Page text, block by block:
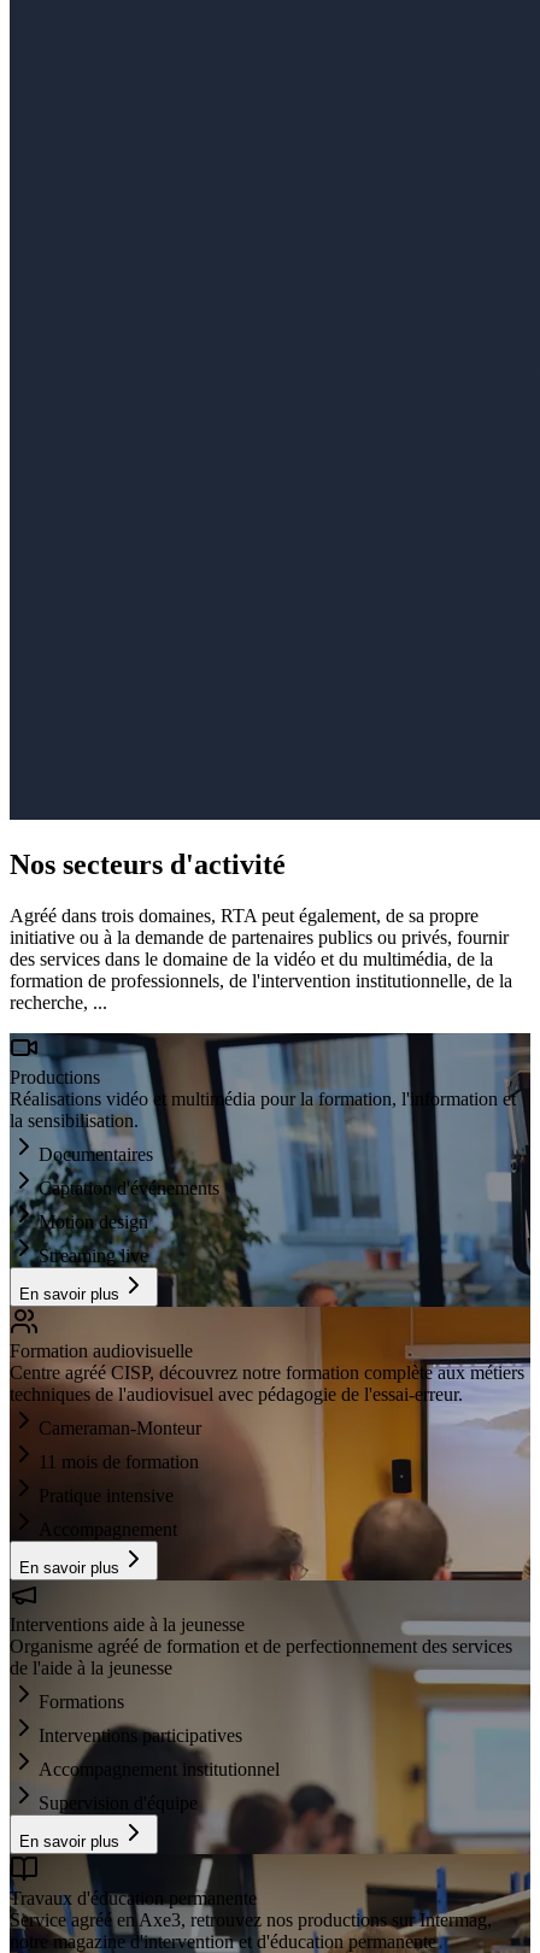
Nos secteurs d'activité
Agréé dans trois domaines, RTA peut également, de sa propre
initiative ou à la demande de partenaires publics ou privés, fournir
des services dans le domaine de la vidéo et du multimédia, de la
formation de professionnels, de l'intervention institutionnelle, de la
recherche, ...
Productions
Réalisations vidéo et multimédia pour la formation, l'information et
la sensibilisation.
Documentaires
Captation d'événements
Motion design
Streaming live
En savoir plus
Formation audiovisuelle
Centre agréé CISP, découvrez notre formation complète aux métiers
techniques de l'audiovisuel avec pédagogie de l'essai-erreur.
Cameraman-Monteur
11 mois de formation
Pratique intensive
Accompagnement
En savoir plus
Interventions aide à la jeunesse
Organisme agréé de formation et de perfectionnement des services
de l'aide à la jeunesse
Formations
Interventions participatives
Accompagnement institutionnel
Supervision d'équipe
En savoir plus
Travaux d'éducation permanente
Service agréé en Axe3, retrouvez nos productions sur Intermag,
notre magazine d'intervention et d'éducation permanente